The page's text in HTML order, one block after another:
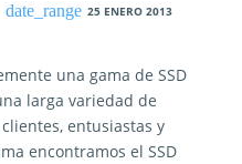
25 ENERO 2013
una gama de SSD
larga variedad de
entusiastas y
encontramos el SSD